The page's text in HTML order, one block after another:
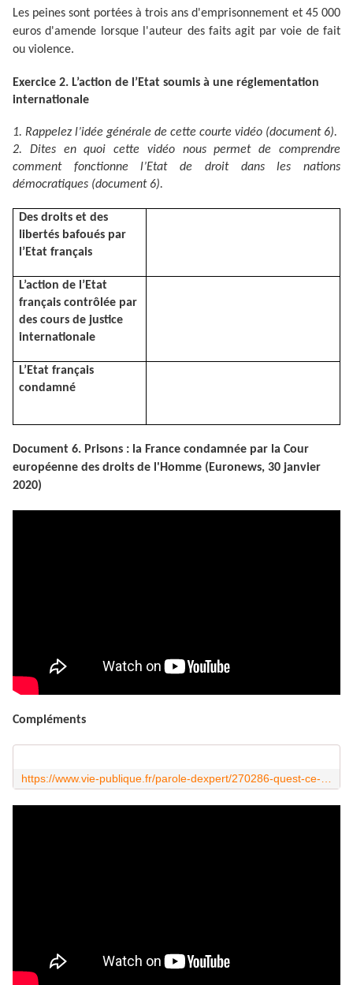
Les peines sont portées à trois ans d'emprisonnement et 45 000
euros d'amende lorsque l'auteur des faits agit par voie de fait
ou violence.
Exercice 2. L’action de l’Etat soumis à une réglementation
internationale
1. Rappelez l’idée générale de cette courte vidéo (document 6).
2. Dites en quoi cette vidéo nous permet de comprendre
comment fonctionne l’Etat de droit dans les nations
démocratiques (document 6).
Des droits et des
libertés bafoués par
l’Etat français
L’action de l’Etat
français contrôlée par
des cours de justice
internationale
L’Etat français
condamné
Document 6. Prisons : la France condamnée par la Cour
européenne des droits de l'Homme (Euronews, 30 janvier
2020)
Compléments